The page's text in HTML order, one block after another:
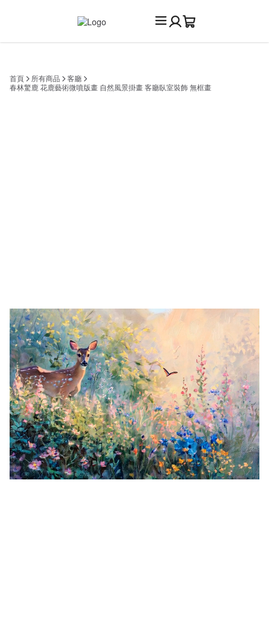
首頁 所有商品
客廳
春林驚鹿 花鹿藝術微噴版畫 自然風景掛畫 客廳臥室裝飾 無框畫